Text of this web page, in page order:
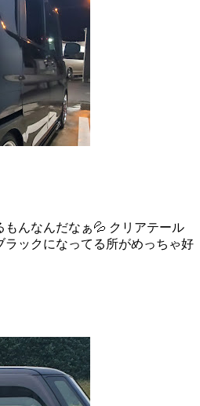
んなんだなぁ💦 クリアテール
ックになってる所がめっちゃ好